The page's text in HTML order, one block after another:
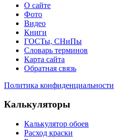
О сайте
Фото
Видео
Книги
ГОСТы, СНиПы
Словарь терминов
Карта сайта
Обратная связь
Политика конфиденциальности
Калькуляторы
Калькулятор обоев
Расход краски